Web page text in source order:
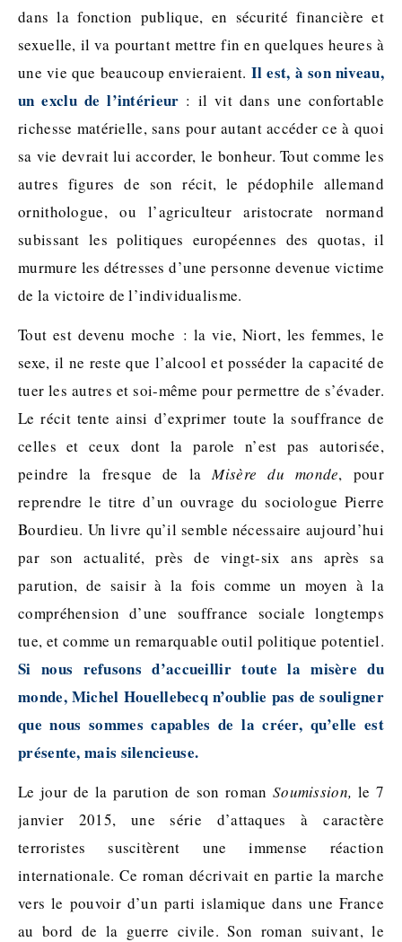
dans la fonction publique, en sécurité financière et
sexuelle, il va pourtant mettre fin en quelques heures à
une vie que beaucoup envieraient. Il est, à son niveau,
un exclu de l’intérieur : il vit dans une confortable
richesse matérielle, sans pour autant accéder ce à quoi
sa vie devrait lui accorder, le bonheur. Tout comme les
autres figures de son récit, le pédophile allemand
ornithologue, ou l’agriculteur aristocrate normand
subissant les politiques européennes des quotas, il
murmure les détresses d’une personne devenue victime
de la victoire de l’individualisme.
Tout est devenu moche : la vie, Niort, les femmes, le
sexe, il ne reste que l’alcool et posséder la capacité de
tuer les autres et soi-même pour permettre de s’évader.
Le récit tente ainsi d’exprimer toute la souffrance de
celles et ceux dont la parole n’est pas autorisée,
peindre la fresque de laMisère du monde, pour
reprendre le titre d’un ouvrage du sociologue Pierre
Bourdieu. Un livre qu’il semble nécessaire aujourd’hui
par son actualité, près de vingt-six ans après sa
parution, de saisir à la fois comme un moyen à la
compréhension d’une souffrance sociale longtemps
tue, et comme un remarquable outil politique potentiel.
Si nous refusons d’accueillir toute la misère du
monde, Michel Houellebecq n’oublie pas de souligner
que nous sommes capables de la créer, qu’elle est
présente, mais silencieuse.
Le jour de la parution de son roman Soumission, le 7
janvier 2015, une série d’attaques à caractère
terroristes suscitèrent une immense réaction
internationale. Ce roman décrivait en partie la marche
vers le pouvoir d’un parti islamique dans une France
au bord de la guerre civile. Son roman suivant, le